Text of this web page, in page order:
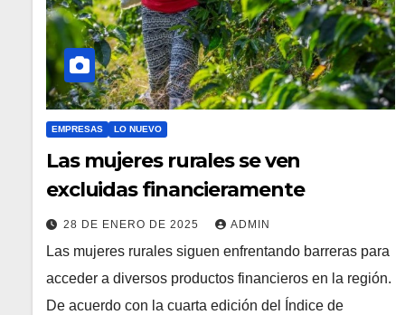
EMPRESAS LO NUEVO
Las mujeres rurales se ven
excluidas financieramente
28 DE ENERO DE 2025 ADMIN
Las mujeres rurales siguen enfrentando barreras para
acceder a diversos productos financieros en la región.
De acuerdo con la cuarta edición del Índice de